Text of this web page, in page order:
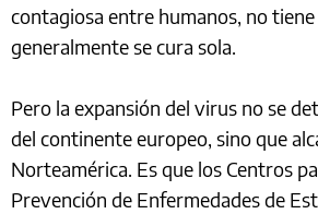
contagiosa entre humanos, no
generalmente se cura sola.
Pero la expansión del virus no se
del continente europeo, sino que
Norteamérica. Es que los Centros
Prevención de Enfermedades de